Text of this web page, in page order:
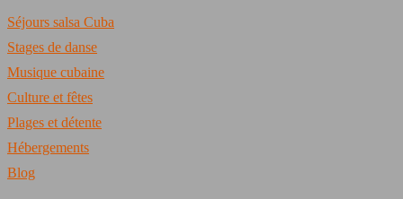
Séjours salsa Cuba
Stages de danse
Musique cubaine
Culture et fêtes
Plages et détente
Hébergements
Blog